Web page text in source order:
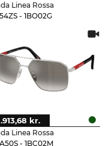
Linea Rossa
- 1BO02G
Linea Rossa
- 1BC02M
kr.